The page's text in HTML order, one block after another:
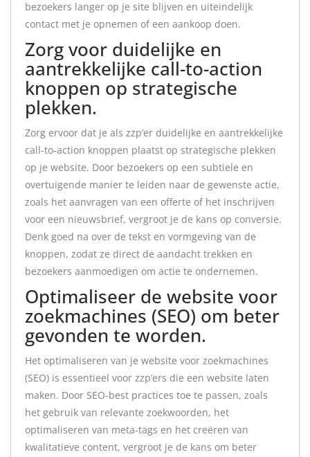
bezoekers langer op je site blijven en uiteindelijk
contact met je opnemen of een aankoop doen.
Zorg voor duidelijke en
aantrekkelijke call-to-action
knoppen op strategische
plekken.
Zorg ervoor dat je als zzp’er duidelijke en aantrekkelijke
call-to-action knoppen plaatst op strategische plekken
op je website. Door bezoekers op een subtiele en
overtuigende manier te leiden naar de gewenste actie,
zoals het aanvragen van een offerte of het inschrijven
voor een nieuwsbrief, vergroot je de kans op conversie.
Denk goed na over de tekst en vormgeving van de
knoppen, zodat ze direct de aandacht trekken en
bezoekers aanmoedigen om actie te ondernemen.
Optimaliseer de website voor
zoekmachines (SEO) om beter
gevonden te worden.
Het optimaliseren van je website voor zoekmachines
(SEO) is essentieel voor zzp’ers die een website laten
maken. Door SEO-best practices toe te passen, zoals
het gebruik van relevante zoekwoorden, het
optimaliseren van meta-tags en het creëren van
kwalitatieve content, vergroot je de kans om beter